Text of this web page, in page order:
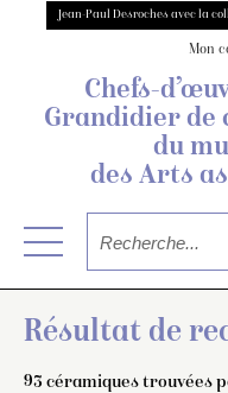
Jean-Paul Desroches avec la
Mon
Chefs-
Grandidierde
du
des Arts
Résultat de
93 céramiques trouvées